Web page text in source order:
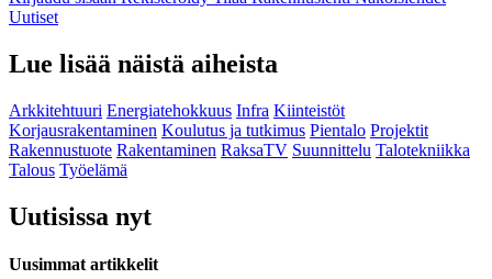
Uutiset
Lue lisää näistä aiheista
Arkkitehtuuri Energiatehokkuus Infra Kiinteistöt
Korjausrakentaminen Koulutus ja tutkimus Pientalo Projektit
Rakennustuote Rakentaminen RaksaTV Suunnittelu Talotekniikka
Talous Työelämä
Uutisissa nyt
Uusimmat artikkelit